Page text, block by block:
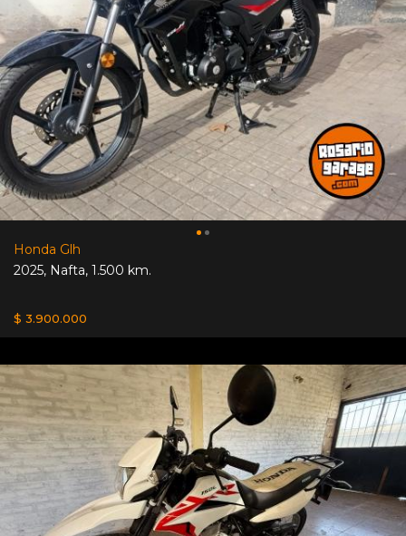
Honda Glh
2025, Nafta, 1.500 km.
$ 3.900.000